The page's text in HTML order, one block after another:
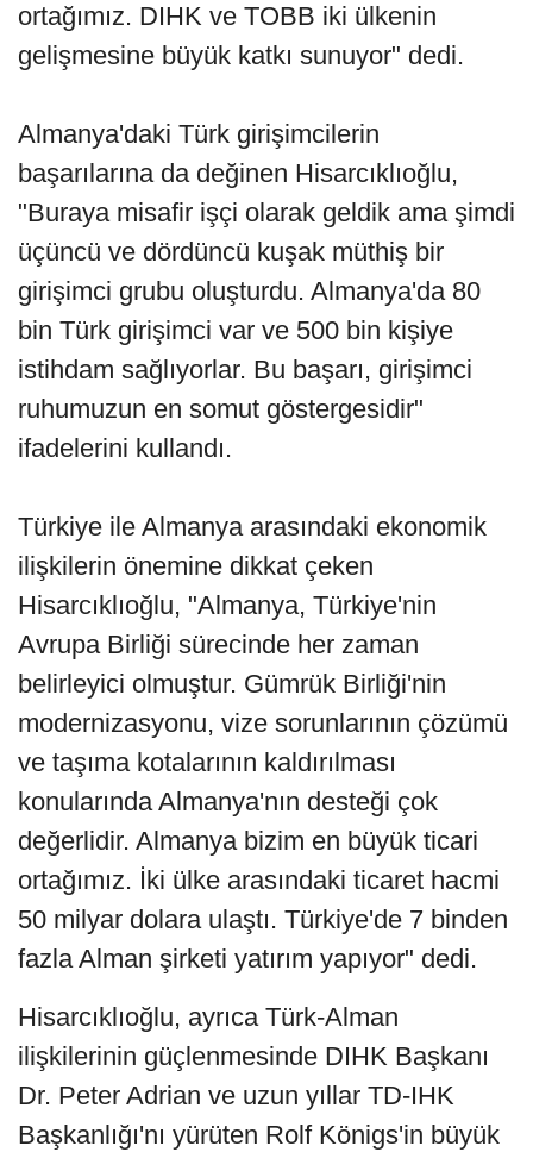
ortağımız. DIHK ve TOBB iki ülkenin
gelişmesine büyük katkı sunuyor" dedi.
Almanya'daki Türk girişimcilerin
başarılarına da değinen Hisarcıklıoğlu,
"Buraya misafir işçi olarak geldik ama şimdi
üçüncü ve dördüncü kuşak müthiş bir
girişimci grubu oluşturdu. Almanya'da 80
bin Türk girişimci var ve 500 bin kişiye
istihdam sağlıyorlar. Bu başarı, girişimci
ruhumuzun en somut göstergesidir"
ifadelerini kullandı.
Türkiye ile Almanya arasındaki ekonomik
ilişkilerin önemine dikkat çeken
Hisarcıklıoğlu, "Almanya, Türkiye'nin
Avrupa Birliği sürecinde her zaman
belirleyici olmuştur. Gümrük Birliği'nin
modernizasyonu, vize sorunlarının çözümü
ve taşıma kotalarının kaldırılması
konularında Almanya'nın desteği çok
değerlidir. Almanya bizim en büyük ticari
ortağımız. İki ülke arasındaki ticaret hacmi
50 milyar dolara ulaştı. Türkiye'de 7 binden
fazla Alman şirketi yatırım yapıyor" dedi.
Hisarcıklıoğlu, ayrıca Türk-Alman
ilişkilerinin güçlenmesinde DIHK Başkanı
Dr. Peter Adrian ve uzun yıllar TD-IHK
Başkanlığı'nı yürüten Rolf Königs'in büyük